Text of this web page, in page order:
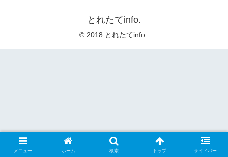
とれたてinfo.
© 2018 とれたてinfo..
メニュー ホーム 検索 トップ サイドバー